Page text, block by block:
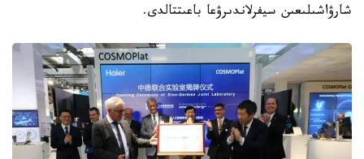
شارۋاشىلىعىن سيفرلاندىرۋعا باعىتتالدى.